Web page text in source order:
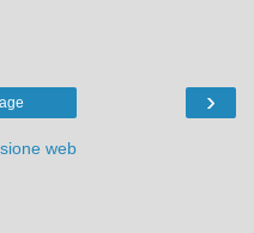
›
web